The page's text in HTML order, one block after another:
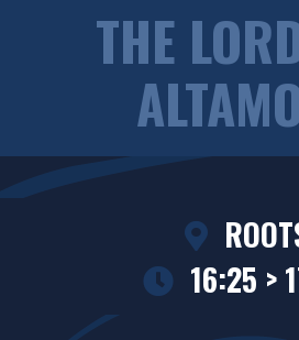
THE
16:25 >